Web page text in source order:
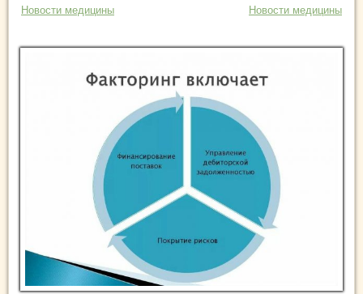
Новости медицины Новости медицины